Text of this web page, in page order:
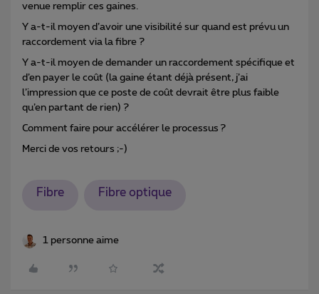
venue remplir ces gaines.
Y a-t-il moyen d’avoir une visibilité sur quand est prévu un
raccordement via la fibre ?
Y a-t-il moyen de demander un raccordement spécifique et
d’en payer le coût (la gaine étant déjà présent, j’ai
l’impression que ce poste de coût devrait être plus faible
qu’en partant de rien) ?
Comment faire pour accélérer le processus ?
Merci de vos retours ;-)
Fibre Fibre optique
1 personne aime